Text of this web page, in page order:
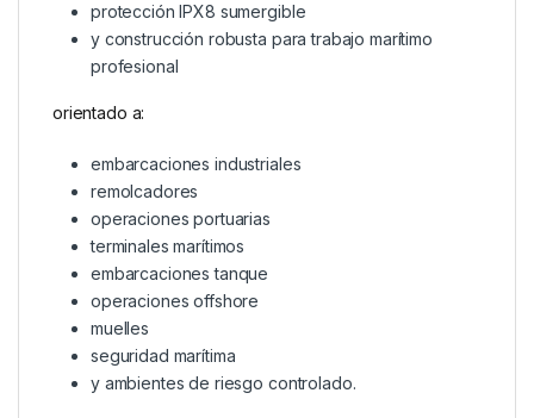
protección IPX8 sumergible
y construcción robusta para trabajo marítimo
profesional
orientado a:
embarcaciones industriales
remolcadores
operaciones portuarias
terminales marítimos
embarcaciones tanque
operaciones offshore
muelles
seguridad marítima
y ambientes de riesgo controlado.